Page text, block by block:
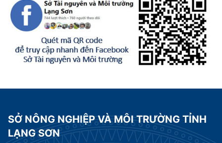
SỞ NÔNG NGHIỆP VÀ MÔI TRƯỜNG TỈNH
LẠNG SƠN